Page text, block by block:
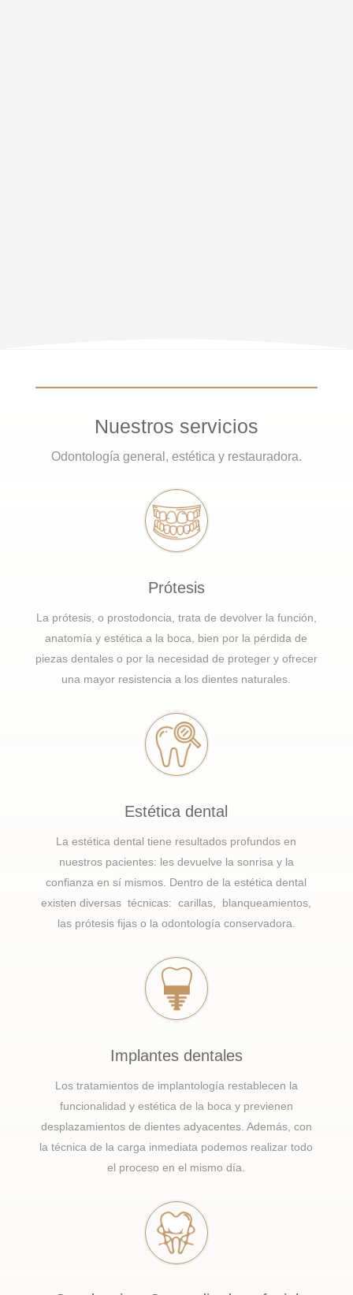
Nuestros servicios
Odontología general, estética y restauradora.
Prótesis
La prótesis, o prostodoncia, trata de devolver la función,
anatomía y estética a la boca, bien por la pérdida de
piezas dentales o por la necesidad de proteger y ofrecer
una mayor resistencia a los dientes naturales.
Estética dental
La estética dental tiene resultados profundos en
nuestros pacientes: les devuelve la sonrisa y la
confianza en sí mismos. Dentro de la estética dental
existen diversas técnicas: carillas, blanqueamientos,
las prótesis fijas o la odontología conservadora.
Implantes dentales
Los tratamientos de implantología restablecen la
funcionalidad y estética de la boca y previenen
desplazamientos de dientes adyacentes. Además, con
la técnica de la carga inmediata podemos realizar todo
el proceso en el mismo día.